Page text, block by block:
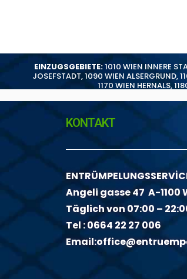
EINZUGSGEBIETE:1010 WIEN INNERE
JOSEFSTADT,1090 WIEN ALSERGRUND,
1170 WIEN HERNALS,
KONTAKT
Angeli gasse 47 A-1100
Täglich von 07:00 –
Tel :0664 22 27 006
Email: